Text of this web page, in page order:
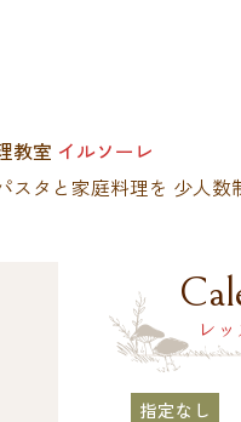
教室 イルソーレ
スタと家庭料理を 少人数
レ
指定なし